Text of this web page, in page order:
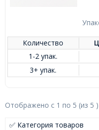
Количество
1-2 упак.
3+ упак.
Отображено с 1 по 5 (из 5 )
✅ Категория товаров